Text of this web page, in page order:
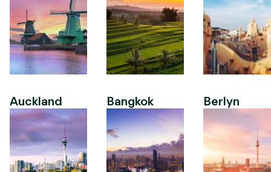
Auckland Bangkok Berlyn